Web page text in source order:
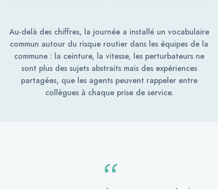
Au-delà des chiffres, la journée a installé un vocabulaire
commun autour du risque routier dans les équipes de la
commune : la ceinture, la vitesse, les perturbateurs ne
sont plus des sujets abstraits mais des expériences
partagées, que les agents peuvent rappeler entre
collègues à chaque prise de service.